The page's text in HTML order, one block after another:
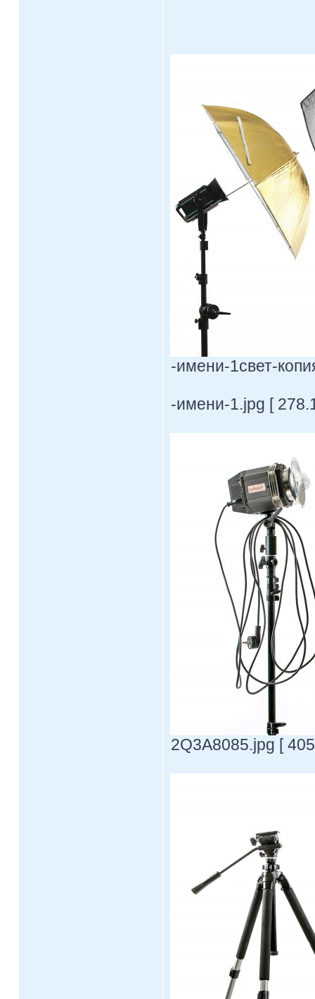
-имени-1свет-
-имени-1.jpg [
2Q3A8085.jpg [